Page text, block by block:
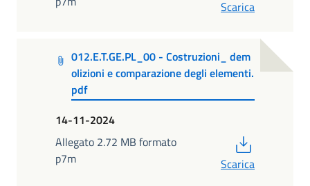
Scarica
012.E.T.GE.PL_00 - Costruzioni_ dem
olizioni e comparazione degli elementi.
pdf
14-11-2024
Allegato 2.72 MB formato
p7m
Scarica